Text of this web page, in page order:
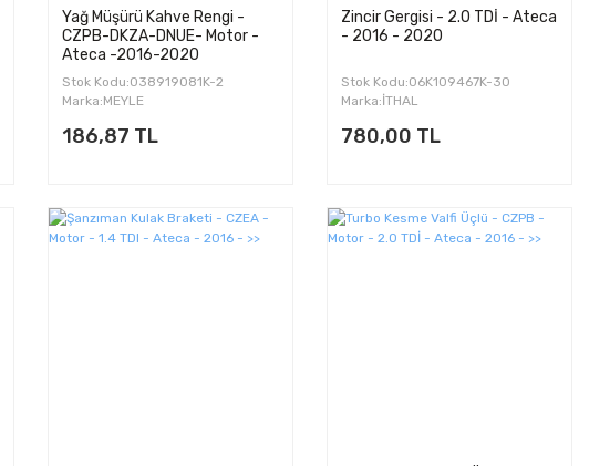
Yağ Müşürü Kahve Rengi -
CZPB-DKZA-DNUE- Motor -
Ateca -2016-2020
Stok Kodu:038919081K-2
Marka:MEYLE
186,87 TL
Zincir Gergisi - 2.0 TDİ - Ateca
- 2016 - 2020
Stok Kodu:06K109467K-30
Marka:İTHAL
780,00 TL